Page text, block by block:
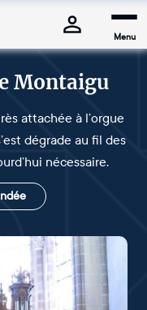
Menu
Montaigu
attachée à l’orgue
dégrade au fil des
nécessaire.